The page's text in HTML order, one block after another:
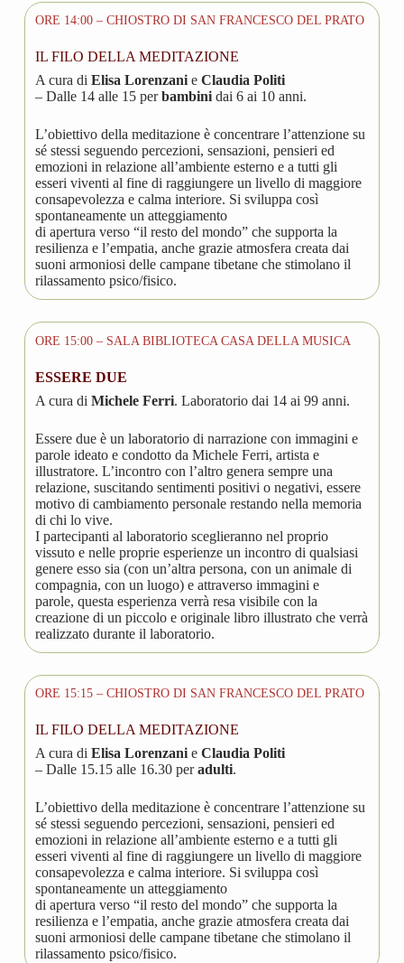
ORE 14:00 – CHIOSTRO DI SAN FRANCESCO DEL PRATO
IL FILO DELLA MEDITAZIONE
A cura di Elisa Lorenzanie Claudia Politi
– Dalle 14 alle 15 perbambinidai 6 ai 10 anni.
L’obiettivo della meditazione è concentrare l’attenzione su
sé stessi seguendo percezioni, sensazioni, pensieri ed
emozioni in relazione all’ambiente esterno e a tutti gli
esseri viventi al fine di raggiungere un livello di maggiore
consapevolezza e calma interiore. Si sviluppa così
spontaneamente un atteggiamento
di apertura verso “il resto del mondo” che supporta la
resilienza e l’empatia, anche grazie atmosfera creata dai
suoni armoniosi delle campane tibetane che stimolano il
rilassamento psico/fisico.
ORE 15:00 – SALA BIBLIOTECA CASA DELLA MUSICA
ESSERE DUE
A cura di Michele Ferri. Laboratorio dai 14 ai 99 anni.
Essere due è un laboratorio di narrazione con immagini e
parole ideato e condotto da Michele Ferri, artista e
illustratore. L’incontro con l’altro genera sempre una
relazione, suscitando sentimenti positivi o negativi, essere
motivo di cambiamento personale restando nella memoria
di chi lo vive.
I partecipanti al laboratorio sceglieranno nel proprio
vissuto e nelle proprie esperienze un incontro di qualsiasi
genere esso sia (con un’altra persona, con un animale di
compagnia, con un luogo) e attraverso immagini e
parole, questa esperienza verrà resa visibile con la
creazione di un piccolo e originale libro illustrato che verrà
realizzato durante il laboratorio.
ORE 15:15 – CHIOSTRO DI SAN FRANCESCO DEL PRATO
IL FILO DELLA MEDITAZIONE
A cura di Elisa Lorenzanie Claudia Politi
– Dalle 15.15 alle 16.30 peradulti.
L’obiettivo della meditazione è concentrare l’attenzione su
sé stessi seguendo percezioni, sensazioni, pensieri ed
emozioni in relazione all’ambiente esterno e a tutti gli
esseri viventi al fine di raggiungere un livello di maggiore
consapevolezza e calma interiore. Si sviluppa così
spontaneamente un atteggiamento
di apertura verso “il resto del mondo” che supporta la
resilienza e l’empatia, anche grazie atmosfera creata dai
suoni armoniosi delle campane tibetane che stimolano il
rilassamento psico/fisico.